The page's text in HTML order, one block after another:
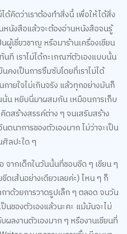
ด้คิดว่าเราต้องทำสิ่งนี้ เพื่อให้ได้สิ่ง
หนังสือแล้วจะต้องอ่านหนังสือจนรู้
ผู้เชี่ยวชาญ หรือมาร้านเครื่องเขียน
นที เราไม่ได้กะเกณฑ์ตัวเองแบบนั้น
คงเป็นการซึมซับโดยที่เราไม่ได้
ายใจไม่เกินจริง แล้วทุกอย่างมันก็
นั่น หยิบนี่มาผสมกัน เหมือนการเก็บ
ดสร้างสรรค์ต่าง ๆ จนเสริมสร้าง
นาการของตัวเองมาก ไม่ว่าจะเป็น
ศิลปะใด ๆ
จากเด็กในวันนั้นที่ชอบขีด ๆ เขียน ๆ
ขีดเส้นอย่างเดียวเลยค่ะ) ไหน ๆ ก็
าด้วยการวาดรูปเล็ก ๆ ตลอด จนวัน
นของตัวเองแล้วนะคะ แม้มันจะไม่
ผลงานตัวเองมาก ๆ หรืองานเขียนที่